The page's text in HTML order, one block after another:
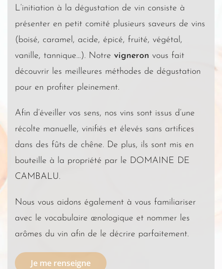
L’initiation à la dégustation de vin consiste à
présenter en petit comité plusieurs saveurs de vins
(boisé, caramel, acide, épicé, fruité, végétal,
vanille, tannique…). Notre vigneron vous fait
découvrir les meilleures méthodes de dégustation
pour en profiter pleinement.
Afin d’éveiller vos sens, nos vins sont issus d’une
récolte manuelle, vinifiés et élevés sans artifices
dans des fûts de chêne. De plus, ils sont mis en
bouteille à la propriété par le DOMAINE DE
CAMBALU.
Nous vous aidons également à vous familiariser
avec le vocabulaire œnologique et nommer les
arômes du vin afin de le décrire parfaitement.
Je me renseigne